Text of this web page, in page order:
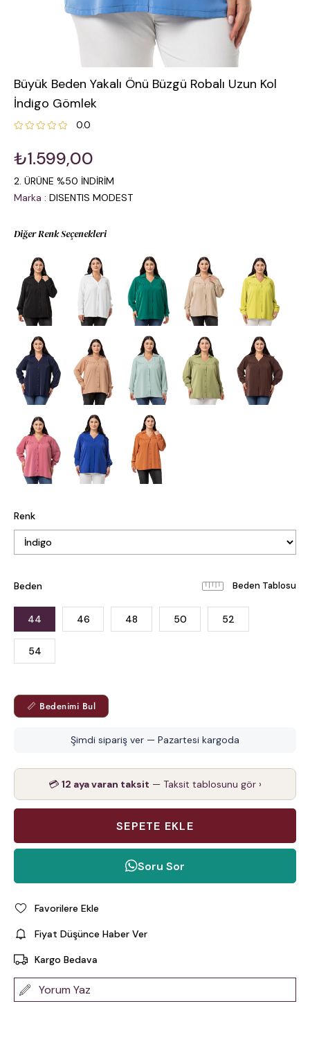
Büyük Beden Yakalı Önü Büzgü Robalı Uzun Kol
İndigo Gömlek
0.0
₺1.599,00
2. ÜRÜNE %50 İNDİRİM
Marka : DISENTIS MODEST
Diğer Renk Seçenekleri
Renk
Beden Beden Tablosu
44 46 48 50 52
54
📏 Bedenimi Bul
Şimdi sipariş ver — Pazartesi kargoda
💳 12 aya varan taksit — Taksit tablosunu gör ›
Soru Sor
Favorilere Ekle
Fiyat Düşünce Haber Ver
Kargo Bedava
Yorum Yaz